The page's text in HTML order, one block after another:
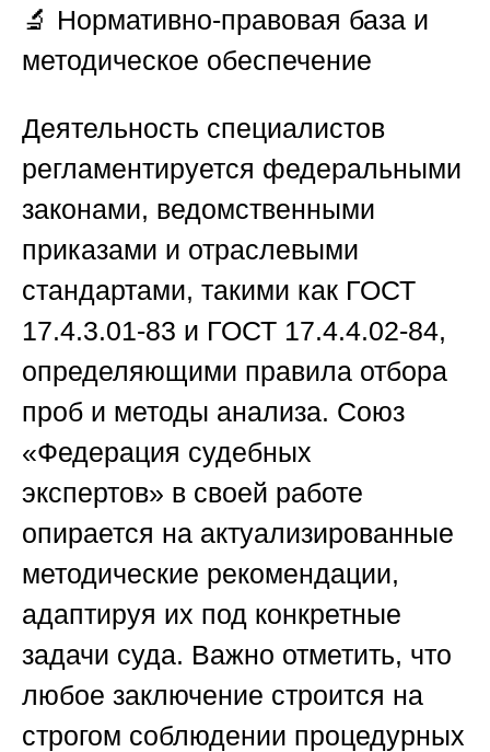
🔬 Нормативно-правовая база и
методическое обеспечение
Деятельность специалистов
регламентируется федеральными
законами, ведомственными
приказами и отраслевыми
стандартами, такими как ГОСТ
17.4.3.01-83 и ГОСТ 17.4.4.02-84,
определяющими правила отбора
проб и методы анализа. Союз
«Федерация судебных
экспертов» в своей работе
опирается на актуализированные
методические рекомендации,
адаптируя их под конкретные
задачи суда. Важно отметить, что
любое заключение строится на
строгом соблюдении процедурных